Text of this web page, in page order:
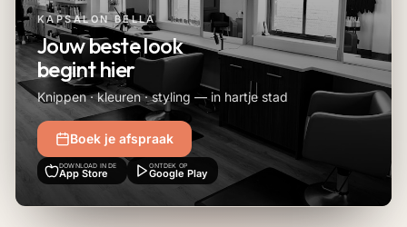
KAPSALON BELLA
Jouw beste look
begint hier
Knippen · kleuren · styling — in hartje stad
Boek je afspraak
DOWNLOAD IN DE
App Store
ONTDEK OP
Google Play